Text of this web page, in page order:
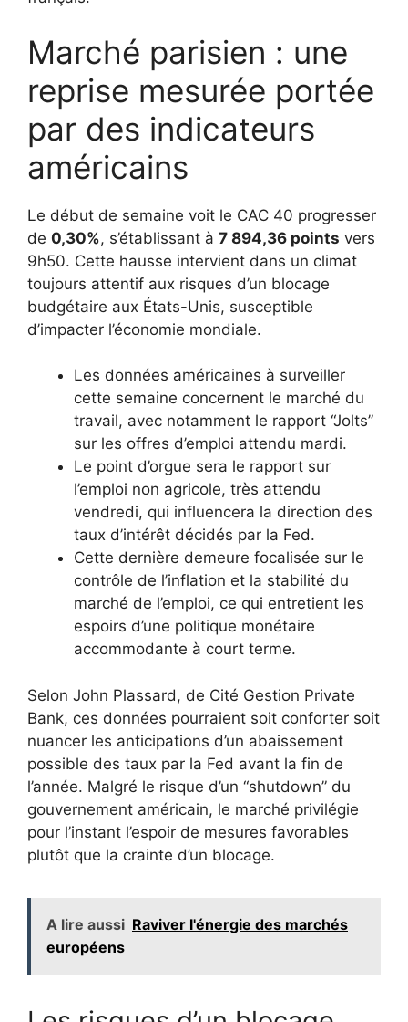
Marché parisien : une
reprise mesurée portée
par des indicateurs
américains
Le début de semaine voit le CAC 40 progresser
de 0,30%, s’établissant à 7 894,36 points vers
9h50. Cette hausse intervient dans un climat
toujours attentif aux risques d’un blocage
budgétaire aux États-Unis, susceptible
d’impacter l’économie mondiale.
Les données américaines à surveiller
cette semaine concernent le marché du
travail, avec notamment le rapport “Jolts”
sur les offres d’emploi attendu mardi.
Le point d’orgue sera le rapport sur
l’emploi non agricole, très attendu
vendredi, qui influencera la direction des
taux d’intérêt décidés par la Fed.
Cette dernière demeure focalisée sur le
contrôle de l’inflation et la stabilité du
marché de l’emploi, ce qui entretient les
espoirs d’une politique monétaire
accommodante à court terme.
Selon John Plassard, de Cité Gestion Private
Bank, ces données pourraient soit conforter soit
nuancer les anticipations d’un abaissement
possible des taux par la Fed avant la fin de
l’année. Malgré le risque d’un “shutdown” du
gouvernement américain, le marché privilégie
pour l’instant l’espoir de mesures favorables
plutôt que la crainte d’un blocage.
A lire aussi Raviver l'énergie des marchés
européens